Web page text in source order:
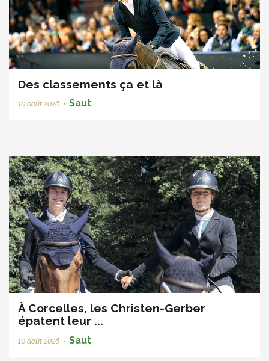
Des classements ça et là
10 août 2026 • Saut
À Corcelles, les Christen-Gerber
épatent leur ...
10 août 2026 • Saut